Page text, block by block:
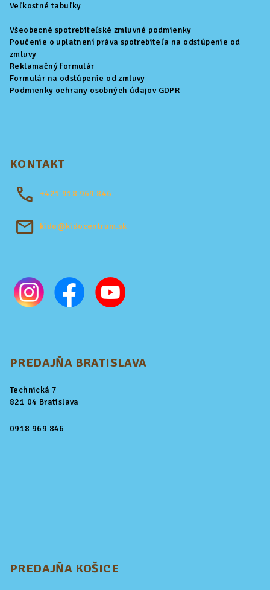
Veľkostné tabuľky
Všeobecné spotrebiteľské zmluvné podmienky
Poučenie o uplatnení práva spotrebiteľa na odstúpenie od
zmluvy
Reklamačný formulár
Formulár na odstúpenie od zmluvy
Podmienky ochrany osobných údajov GDPR
KONTAKT
+421 918 969 846
kido@kidocentrum.sk
PREDAJŇA BRATISLAVA
Technická 7
821 04 Bratislava
0918 969 846
PREDAJŇA KOŠICE